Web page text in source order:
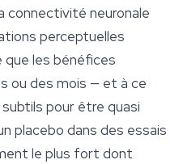
connectivité neuronale
perceptuelles
les bénéfices
ou des mois — et à ce
pour être quasi
placebo dans des essais
le plus fort dont